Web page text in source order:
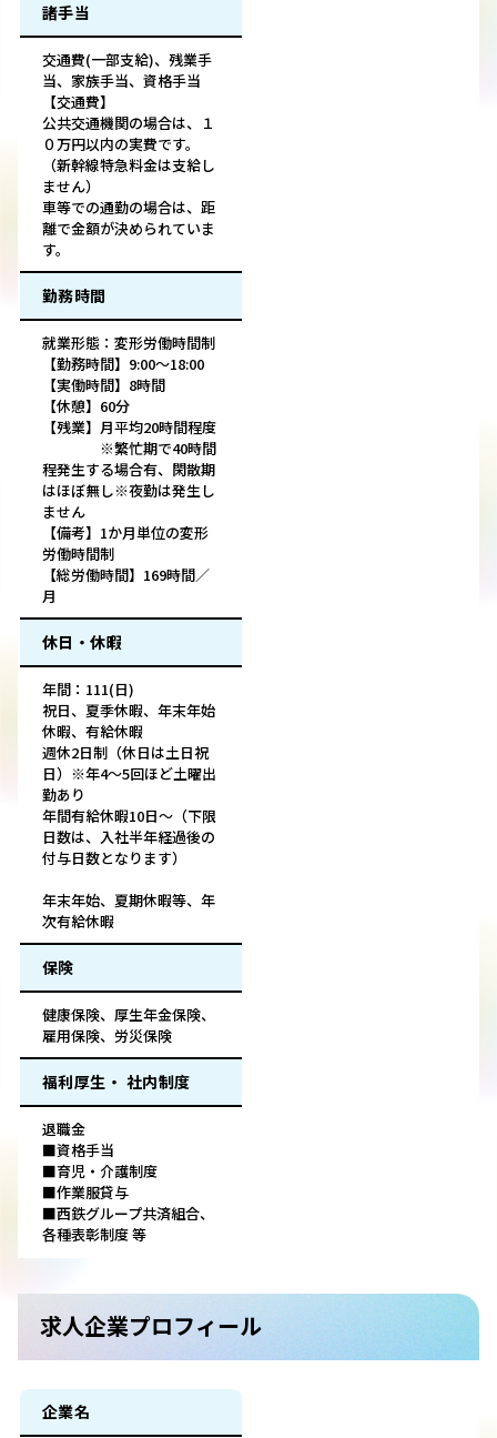
諸手当
交通費(一部支給)、残業手
当、家族手当、資格手当
【交通費】
公共交通機関の場合は、１
０万円以内の実費です。
（新幹線特急料金は支給し
ません）
車等での通勤の場合は、距
離で金額が決められていま
す。
勤務時間
就業形態：変形労働時間制
【勤務時間】9:00～18:00
【実働時間】8時間
【休憩】60分
【残業】月平均20時間程度
※繁忙期で40時間
程発生する場合有、閑散期
はほぼ無し※夜勤は発生し
ません
【備考】1か月単位の変形
労働時間制
【総労働時間】169時間／
月
休日・休暇
年間：111(日)
祝日、夏季休暇、年末年始
休暇、有給休暇
週休2日制（休日は土日祝
日）※年4～5回ほど土曜出
勤あり
年間有給休暇10日～（下限
日数は、入社半年経過後の
付与日数となります）
年末年始、夏期休暇等、年
次有給休暇
保険
健康保険、厚生年金保険、
雇用保険、労災保険
福利厚生・ 社内制度
退職金
■資格手当
■育児・介護制度
■作業服貸与
■西鉄グループ共済組合、
各種表彰制度 等
求人企業プロフィール
企業名